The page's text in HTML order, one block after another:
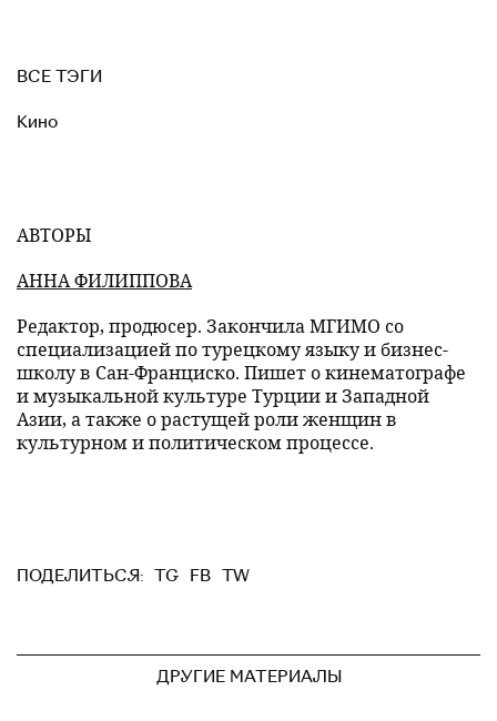
ВСЕ ТЭГИ
Кино
АВТОРЫ
АННА ФИЛИППОВА
Редактор, продюсер. Закончила МГИМО со
специализацией по турецкому языку и бизнес-
школу в Сан-Франциско. Пишет о кинематографе
и музыкальной культуре Турции и Западной
Азии, а также о растущей роли женщин в
культурном и политическом процессе.
ПОДЕЛИТЬСЯ: TG FB TW
ДРУГИЕ МАТЕРИАЛЫ